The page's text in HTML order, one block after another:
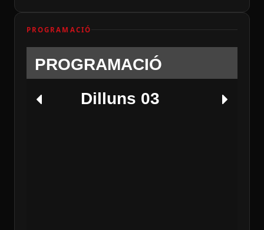
PROGRAMACIÓ
PROGRAMACIÓ
Dilluns 03